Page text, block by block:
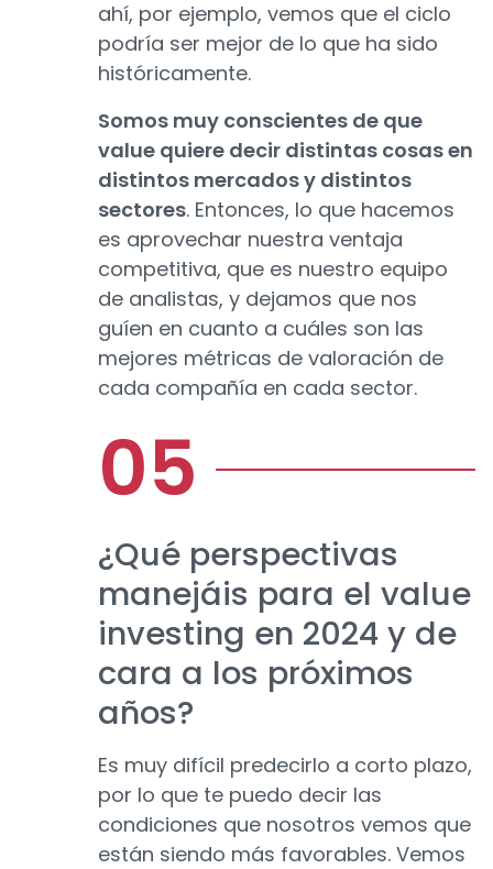
ahí, por ejemplo, vemos que el ciclo
podría ser mejor de lo que ha sido
históricamente.
Somos muy conscientes de que
value quiere decir distintas cosas en
distintos mercados y distintos
sectores. Entonces, lo que hacemos
es aprovechar nuestra ventaja
competitiva, que es nuestro equipo
de analistas, y dejamos que nos
guíen en cuanto a cuáles son las
mejores métricas de valoración de
cada compañía en cada sector.
¿Qué perspectivas
manejáis para el value
investing en 2024 y de
cara a los próximos
años?
Es muy difícil predecirlo a corto plazo,
por lo que te puedo decir las
condiciones que nosotros vemos que
están siendo más favorables. Vemos